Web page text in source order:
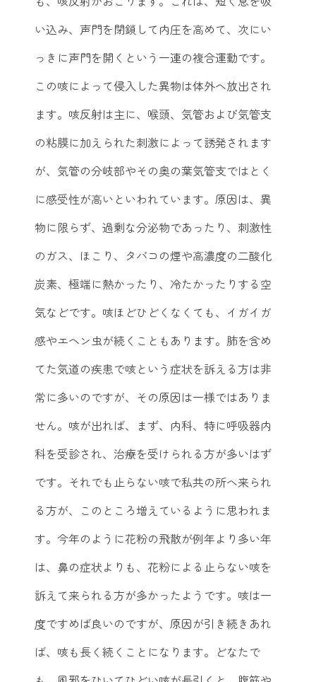
い込み、声門を閉鎖して内圧を高めて、次にい
っきに声門を開くという一連の複合運動です。
この咳によって侵入した異物は体外へ放出され
ます。咳反射は主に、喉頭、気管および気管支
の粘膜に加えられた刺激によって誘発されます
が、気管の分岐部やその奥の葉気管支ではとく
に感受性が高いといわれています。原因は、異
物に限らず、過剰な分泌物であったり、刺激性
のガス、ほこり、タバコの煙や高濃度の二酸化
炭素、極端に熱かったり、冷たかったりする空
気などです。咳ほどひどくなくても、イガイガ
感やエヘン虫が続くこともあります。肺を含め
てた気道の疾患で咳という症状を訴える方は非
常に多いのですが、その原因は一様ではありま
せん。咳が出れば、まず、内科、特に呼吸器内
科を受診され、治療を受けられる方が多いはず
です。それでも止らない咳で私共の所へ来られ
る方が、このところ増えているように思われま
す。今年のように花粉の飛散が例年より多い年
は、鼻の症状よりも、花粉による止らない咳を
訴えて来られる方が多かったようです。咳は一
度ですめば良いのですが、原因が引き続きあれ
ば、咳も長く続くことになります。どなたで